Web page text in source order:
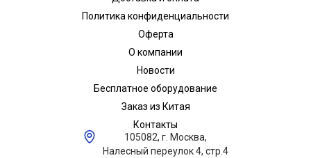
Политика конфиденциальности
Оферта
О компании
Новости
Бесплатное оборудование
Заказ из Китая
Контакты
105082, г. Москва,
Налесный переулок 4, стр.4